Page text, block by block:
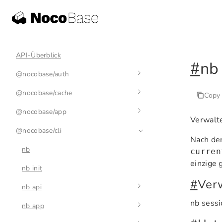
API-Überblick
@nocobase/auth
auth-manager
auth
base-auth
@nocobase/cache
cache-manager
cache
@nocobase/app
env
@nocobase/cli
nb
nb init
nb api
nb api resource
nb app
#
Nach
einzige
#
nb